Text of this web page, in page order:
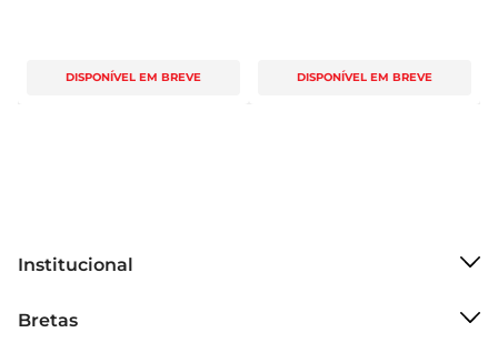
DISPONÍVEL EM BREVE DISPONÍVEL EM BREVE
Institucional
Grupo Cencosud
Bretas